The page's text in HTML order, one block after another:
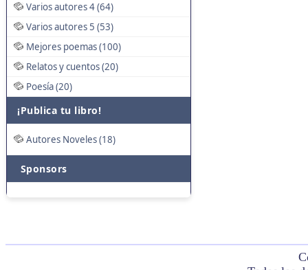
Varios autores 4 (64)
Varios autores 5 (53)
Mejores poemas (100)
Relatos y cuentos (20)
Poesía (20)
¡Publica tu libro!
Autores Noveles (18)
Sponsors